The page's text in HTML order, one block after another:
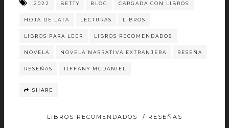
2022 BETTY BLOG CARGADA CON LIBROS
HOJA DE LATA LECTURAS LIBROS
LIBROS PARA LEER LIBROS RECOMENDADOS
NOVELA NOVELA NARRATIVA EXTRANJERA RESEÑA
RESEÑAS TIFFANY MCDANIEL
SHARE
LIBROS RECOMENDADOS / RESEÑAS